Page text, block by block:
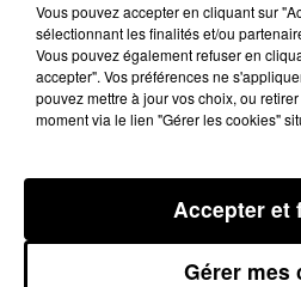
29 janvier 2024 - 2 min 28 sec
LES INFOS DU PAYS
À 14H00
Podcasts infos du Pays
Vous pouvez accepter en cliquant sur
sélectionnant les finalités et/ou
Vous pouvez également refuser en
accepter". Vos préférences ne
pouvez mettre à jour vos choix, ou
moment via le lien "Gérer les cookies"
Gérer mes
Accepter et